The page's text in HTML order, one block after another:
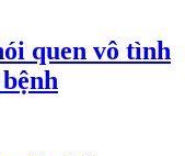
quen vô tình